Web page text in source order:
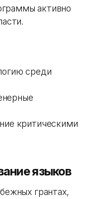
активно
среди
критическими
языков
грантах,